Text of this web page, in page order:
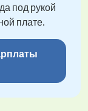
под рукой
плате.